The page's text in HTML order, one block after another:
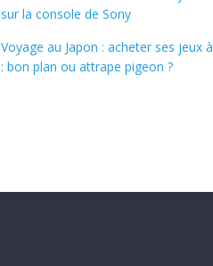
sur la console de Sony
Voyage au Japon : acheter ses jeux
: bon plan ou attrape pigeon ?